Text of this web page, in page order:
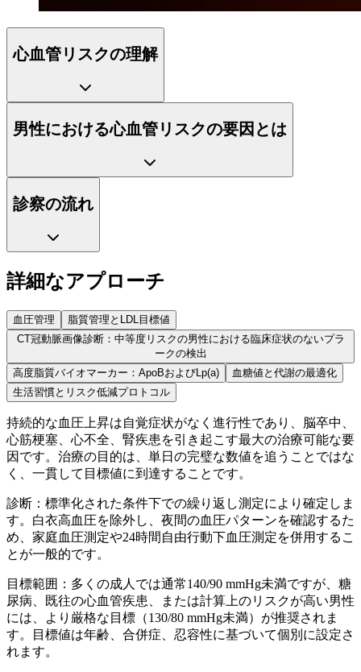
心血管リスクの理解
男性における心血管リスクの要因とは
診察の流れ
詳細なアプローチ
血圧管理
脂質管理とLDL目標値
CT冠動脈画像診断：中等度リスクの男性における臨床症状のないプラ
ークの検出
高度脂質バイオマーカー：ApoBおよびLp(a)
血糖値と代謝の最適化
生活習慣とリスク低減プロトコル
持続的な血圧上昇は自覚症状がなく進行性であり、脳卒中、
心筋梗塞、心不全、腎疾患を引き起こす最大の治療可能な要
因です。治療の目的は、単日の完璧な数値を追うことではな
く、一貫して目標値に到達することです。
診断：標準化された条件下での繰り返し測定により確定しま
す。白衣高血圧を除外し、夜間の血圧パターンを確認するた
め、家庭血圧測定や24時間自由行動下血圧測定を併用するこ
とが一般的です。
目標範囲：多くの成人では通常140/90 mmHg未満ですが、糖
尿病、既往の心血管疾患、または計算上のリスクが高い男性
には、より厳格な目標（130/80 mmHg未満）が推奨されま
す。目標値は年齢、合併症、忍容性に基づいて個別に設定さ
れます。